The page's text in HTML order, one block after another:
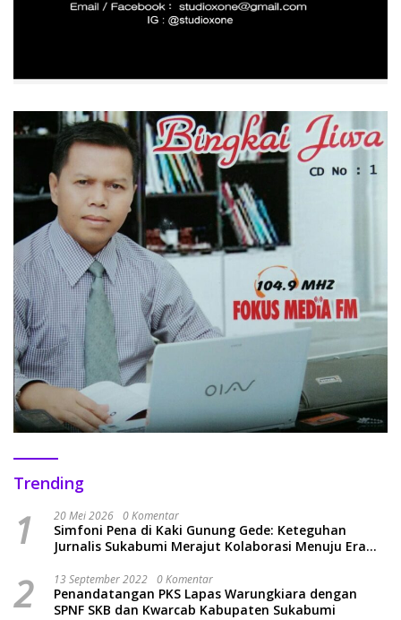
Trending
1 20 Mei 2026 0 Komentar
Simfoni Pena di Kaki Gunung Gede: Keteguhan
Jurnalis Sukabumi Merajut Kolaborasi Menuju Era
2 13 September 2022 0 Komentar
Penandatangan PKS Lapas Warungkiara dengan
SPNF SKB dan Kwarcab Kabupaten Sukabumi